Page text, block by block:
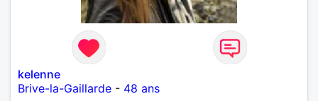
kelenne
Brive-la-Gaillarde - 48 ans